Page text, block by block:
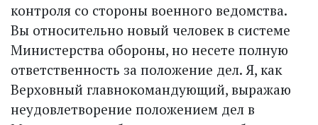
контроля со стороны военного ведомства.
Вы относительно новый человек в системе
Министерства обороны, но несете полную
ответственность за положение дел. Я, как
Верховный главнокомандующий, выражаю
неудовлетворение положением дел в